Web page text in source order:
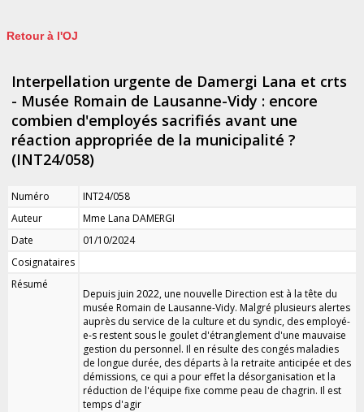
Retour à l'OJ
Interpellation urgente de Damergi Lana et crts
- Musée Romain de Lausanne-Vidy : encore
combien d'employés sacrifiés avant une
réaction appropriée de la municipalité ?
(INT24/058)
Numéro
INT24/058
Auteur
Mme Lana DAMERGI
Date
01/10/2024
Cosignataires
Résumé
Depuis juin 2022, une nouvelle Direction est à la tête du
musée Romain de Lausanne-Vidy. Malgré plusieurs alertes
auprès du service de la culture et du syndic, des employé-
e-s restent sous le goulet d'étranglement d'une mauvaise
gestion du personnel. Il en résulte des congés maladies
de longue durée, des départs à la retraite anticipée et des
démissions, ce qui a pour effet la désorganisation et la
réduction de l'équipe fixe comme peau de chagrin. Il est
temps d'agir